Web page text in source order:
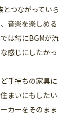
つながっていら
音楽を楽しめる
は常にBGMが流
感じにしたかっ
手持ちの家具に
まいにもしたい
カーをそのまま